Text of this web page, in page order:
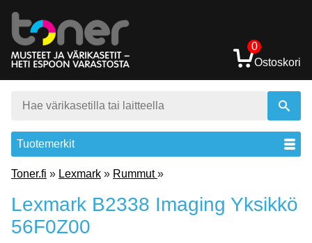
0
Ostoskori
Tuotemerkit
Toner.fi » Lexmark » Rummut»
Lexmark B2338 Imaging Yksikkö
56F0Z00